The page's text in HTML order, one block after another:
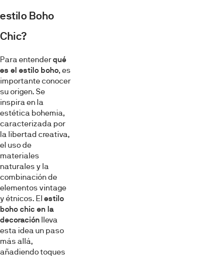
estilo Boho
Chic?
Para entenderqué
es el estilo boho, es
importante conocer
su origen. Se
inspira en la
estética bohemia,
caracterizada por
la libertad creativa,
el uso de
materiales
naturales y la
combinación de
elementos vintage
y étnicos. El estilo
boho chic en la
decoración lleva
esta idea un paso
más allá,
añadiendo toques